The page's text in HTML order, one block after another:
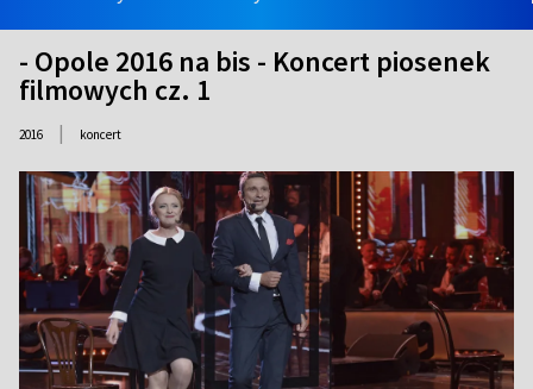
- Opole 2016 na bis - Koncert piosenek
filmowych cz. 1
2016 | koncert